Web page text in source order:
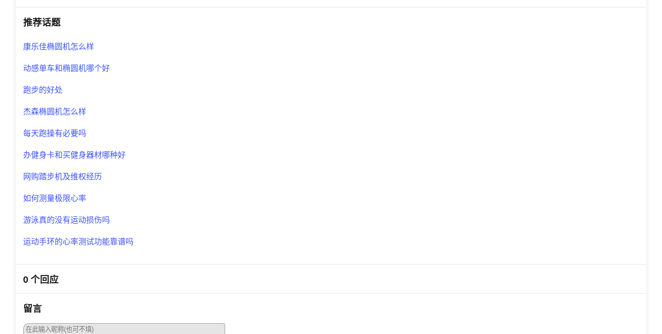
推荐话题
康乐佳椭圆机怎么样
动感单车和椭圆机哪个好
跑步的好处
杰森椭圆机怎么样
每天跑操有必要吗
办健身卡和买健身器材哪种好
网购踏步机及维权经历
如何测量极限心率
游泳真的没有运动损伤吗
运动手环的心率测试功能靠谱吗
0 个回应
留言